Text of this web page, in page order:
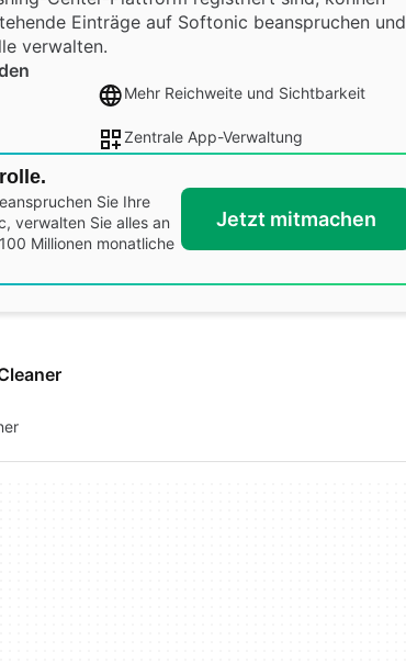
Einträge auf Softonic beanspruchen und
verwalten.
Mehr Reichweite und Sichtbarkeit
Zentrale App-Verwaltung
Sie Ihre
verwalten Sie alles an
Millionen monatliche
Jetzt mitmachen